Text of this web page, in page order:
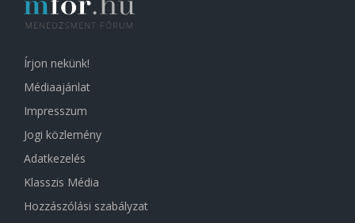
Írjon nekünk!
Médiaajánlat
Impresszum
Jogi közlemény
Adatkezelés
Klasszis Média
Hozzászólási szabályzat